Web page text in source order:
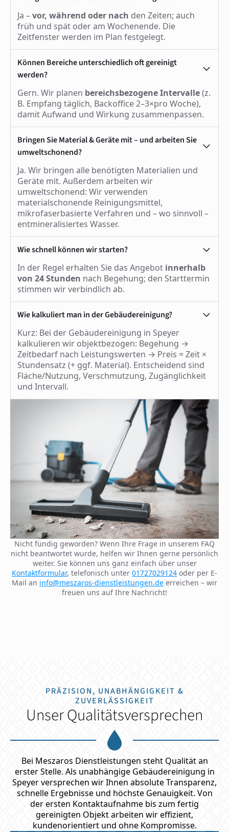
Ja –vor, während oder nach den Zeiten; auch
früh und spät oder am Wochenende. Die
Zeitfenster werden im Plan festgelegt.
Können Bereiche unterschiedlich oft gereinigt
werden?
Gern. Wir planen bereichsbezogene Intervalle(z.
B. Empfang täglich, Backoffice 2–3×pro Woche),
damit Aufwand und Wirkung zusammenpassen.
Bringen Sie Material & Geräte mit – und arbeiten Sie
umweltschonend?
Ja. Wir bringen alle benötigten Materialien und
Geräte mit. Außerdem arbeiten wir
umweltschonend: Wir verwenden
materialschonende Reinigungsmittel,
mikrofaserbasierte Verfahren und – wo sinnvoll –
entmineralisiertes Wasser.
Wie schnell können wir starten?
In der Regel erhalten Sie das Angebot innerhalb
von 24 Stunden nach Begehung; den Starttermin
stimmen wir verbindlich ab.
Wie kalkuliert man in der Gebäudereinigung?
Kurz: Bei der Gebäudereinigung in Speyer
kalkulieren wir objektbezogen: Begehung →
Zeitbedarf nach Leistungswerten → Preis = Zeit ×
Stundensatz (+ ggf. Material). Entscheidend sind
Fläche/Nutzung, Verschmutzung, Zugänglichkeit
und Intervall.
Nicht fündig geworden? Wenn Ihre Frage in unserem FAQ
nicht beantwortet wurde, helfen wir Ihnen gerne persönlich
weiter. Sie können uns ganz einfach über unser
Kontaktformular, telefonisch unter 01727029124 oder per E-
Mail an info@meszaros-dienstleistungen.de erreichen – wir
freuen uns auf Ihre Nachricht!
PRÄZISION, UNABHÄNGIGKEIT &
ZUVERLÄSSIGKEIT
Unser Qualitätsversprechen
Bei Meszaros Dienstleistungen steht Qualität an
erster Stelle. Als unabhängige Gebäudereinigung in
Speyer versprechen wir Ihnen absolute Transparenz,
schnelle Ergebnisse und höchste Genauigkeit. Von
der ersten Kontaktaufnahme bis zum fertig
gereinigten Objekt arbeiten wir effizient,
kundenorientiert und ohne Kompromisse.